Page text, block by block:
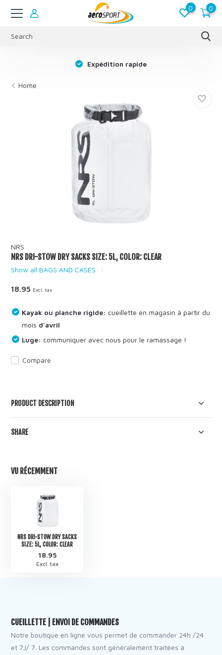
0 0
Expédition rapide
Home
NRS
NRS DRI-STOW DRY SACKS SIZE: 5L, COLOR: CLEAR
Show all BAGS AND CASES
18.95 Excl. tax
Kayak ou planche rigide: cueillette en magasin à partir du
mois d'avril
Luge: communiquer avec nous pour le ramassage !
Compare
PRODUCT DESCRIPTION
SHARE
VU RÉCEMMENT
NRS DRI-STOW DRY SACKS
SIZE: 5L, COLOR: CLEAR
18.95
Excl. tax
CUEILLETTE | ENVOI DE COMMANDES
Notre boutique en ligne vous permet de commander 24h /24
et 7J/ 7. Les commandes sont généralement traitées à